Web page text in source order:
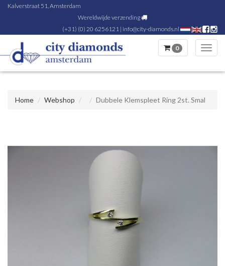
Kalverstraat 51, Amsterdam
Wereldwijde verzending
(+31) (0) 20 6256121 | info@city-diamonds.nl
0
Home Webshop Dubbele Klemspleet Ring 2st. Smal